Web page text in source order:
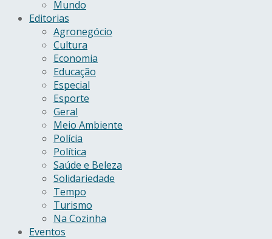
Mundo
Editorias
Agronegócio
Cultura
Economia
Educação
Especial
Esporte
Geral
Meio Ambiente
Polícia
Política
Saúde e Beleza
Solidariedade
Tempo
Turismo
Na Cozinha
Eventos